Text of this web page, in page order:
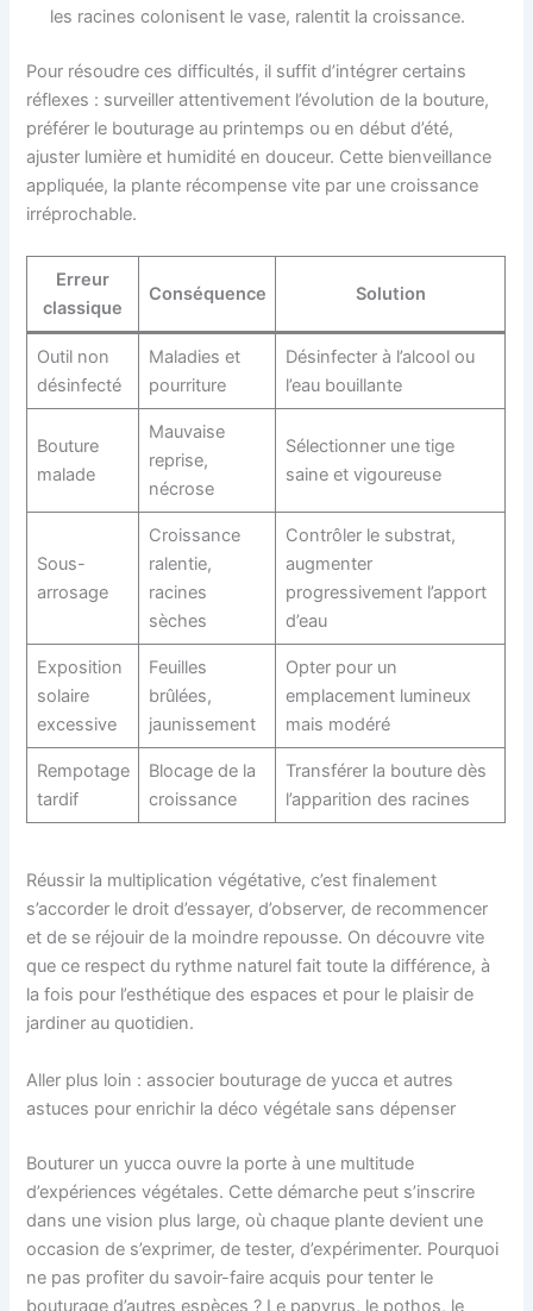
les racines colonisent le vase, ralentit la croissance.
Pour résoudre ces difficultés, il suffit d’intégrer certains
réflexes : surveiller attentivement l’évolution de la bouture,
préférer le bouturage au printemps ou en début d’été,
ajuster lumière et humidité en douceur. Cette bienveillance
appliquée, la plante récompense vite par une croissance
irréprochable.
Erreur
classique
Conséquence Solution
Outil non
désinfecté
Maladies et
pourriture
Désinfecter à l’alcool ou
l’eau bouillante
Bouture
malade
Mauvaise
reprise,
nécrose
Sélectionner une tige
saine et vigoureuse
Sous-
arrosage
Croissance
ralentie,
racines
sèches
Contrôler le substrat,
augmenter
progressivement l’apport
d’eau
Exposition
solaire
excessive
Feuilles
brûlées,
jaunissement
Opter pour un
emplacement lumineux
mais modéré
Rempotage
tardif
Blocage de la
croissance
Transférer la bouture dès
l’apparition des racines
Réussir la multiplication végétative, c’est finalement
s’accorder le droit d’essayer, d’observer, de recommencer
et de se réjouir de la moindre repousse. On découvre vite
que ce respect du rythme naturel fait toute la différence, à
la fois pour l’esthétique des espaces et pour le plaisir de
jardiner au quotidien.
Aller plus loin : associer bouturage de yucca et autres
astuces pour enrichir la déco végétale sans dépenser
Bouturer un yucca ouvre la porte à une multitude
d’expériences végétales. Cette démarche peut s’inscrire
dans une vision plus large, où chaque plante devient une
occasion de s’exprimer, de tester, d’expérimenter. Pourquoi
ne pas profiter du savoir-faire acquis pour tenter le
bouturage d’autres espèces ? Le papyrus, le pothos, le